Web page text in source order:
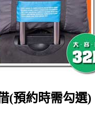
(預約時需勾選)